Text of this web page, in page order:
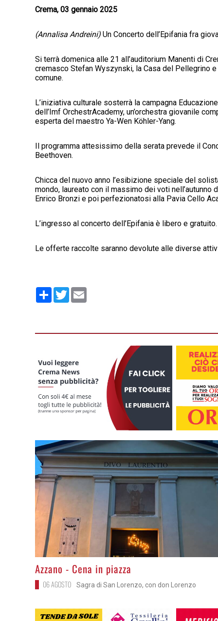
Crema, 03 gennaio 2025
(Annalisa Andreini) Un Concerto dell’Epifania fra
Si terrà domenica alle 21 all’auditorium Manenti di
cremasco Stefan Wyszynski, la Casa del Pellegrino
comune.
L’iniziativa culturale sosterrà la campagna
dell’Imf OrchestrAcademy, un’orchestra giovanile
esperta del maestro Ya-Wen Köhler-Yang.
Il programma attesissimo della serata prevede il
Beethoven.
Chicca del nuovo anno l’esibizione speciale del
mondo, laureato con il massimo dei voti
Enrico Bronzi e poi perfezionatosi alla Pavia Cello
L’ingresso al concerto dell’Epifania è libero e gratuito.
Le offerte raccolte saranno devolute alle diverse
Condividi
Twitter
>
Azzano - Cena in piazza
06 AGOSTO Sagra di San Lorenzo, con don Lorenzo